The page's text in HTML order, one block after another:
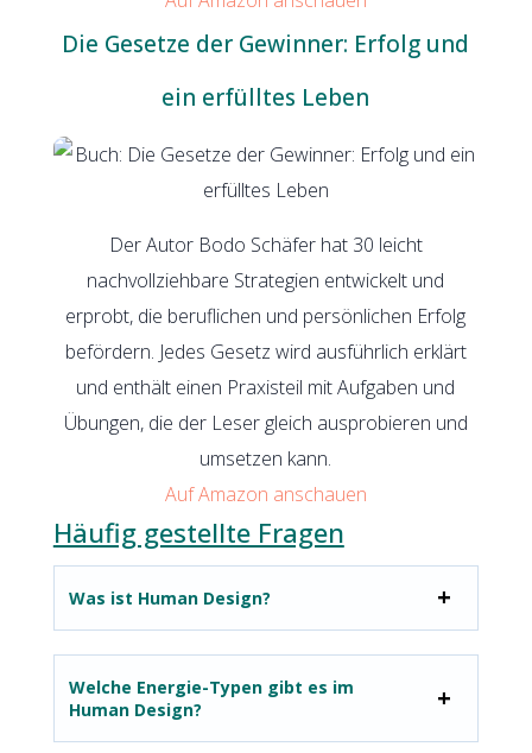
Die Gesetze der Gewinner: Erfolg und
ein erfülltes Leben
Der Autor Bodo Schäfer hat 30 leicht
nachvollziehbare Strategien entwickelt und
erprobt, die beruflichen und persönlichen Erfolg
befördern. Jedes Gesetz wird ausführlich erklärt
und enthält einen Praxisteil mit Aufgaben und
Übungen, die der Leser gleich ausprobieren und
umsetzen kann.
Auf Amazon anschauen
Häufig gestellte Fragen
Was ist Human Design?
Welche Energie-Typen gibt es im
Human Design?